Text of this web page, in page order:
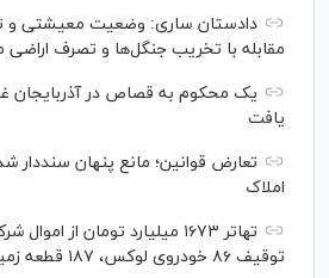
دادستان ساری: وضعیت معیشتی و
مقابله با تخریب جنگل‌ها و تصرف اراضی
یک محکوم به قصاص در آذربایجان‌
یافت
تعارض قوانین؛ مانع پنهان سنددار
املاک
تهاتر ۱۶۷۳ میلیارد تومان از
توقیف ۸۶ خودروی لوکس، ۱۸۷ قطعه زمین و ۸۶ واحد آپارتمان